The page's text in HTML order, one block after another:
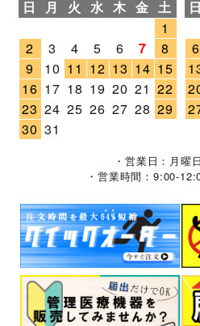
日
月 火 水 木 金 土
1
2
3 4 5 6 7
8
9
10 11 12 13 14 15
16 17 18 19 20 21 22
23 24 25 26 27 28 29
30 31
日
6
・営業日：月曜
・営業時間：9:00-